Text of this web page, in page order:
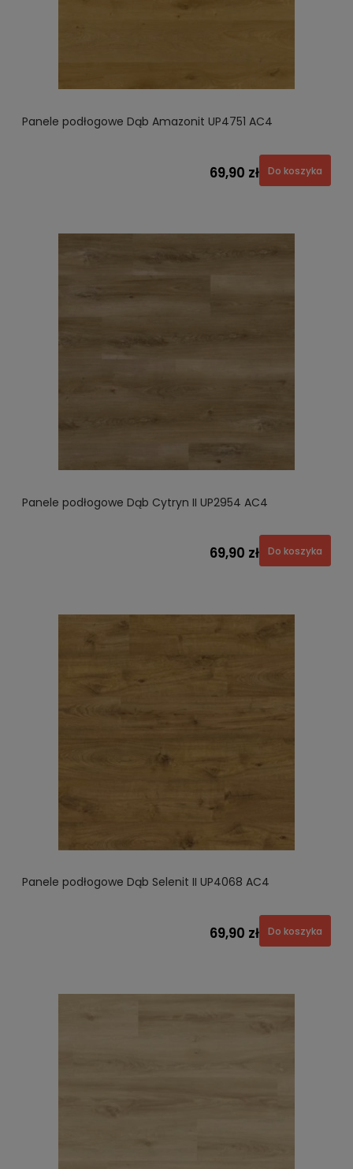
Panele podłogowe Dąb Amazonit UP4751 AC4
69,90 zł Do koszyka
Panele podłogowe Dąb Cytryn II UP2954 AC4
69,90 zł Do koszyka
Panele podłogowe Dąb Selenit II UP4068 AC4
69,90 zł Do koszyka